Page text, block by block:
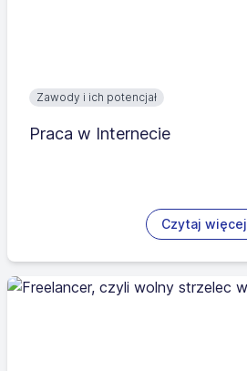
Zawody i ich potencjał
Praca w Internecie
Czytaj więcej